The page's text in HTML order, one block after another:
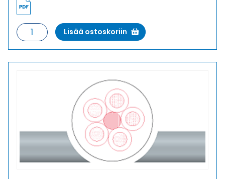
Ohjauskaapeli
ÖPVC-
JZ
Lisää ostoskoriin